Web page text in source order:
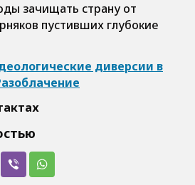
зачищать страну от
пустивших глубокие
диверсии в